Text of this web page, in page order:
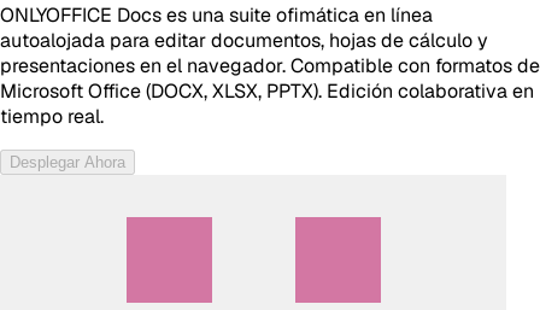
ONLYOFFICE Docs es una suite ofimática en línea
autoalojada para editar documentos, hojas de cálculo y
presentaciones en el navegador. Compatible con formatos de
Microsoft Office (DOCX, XLSX, PPTX). Edición colaborativa en
tiempo real.
Desplegar Ahora